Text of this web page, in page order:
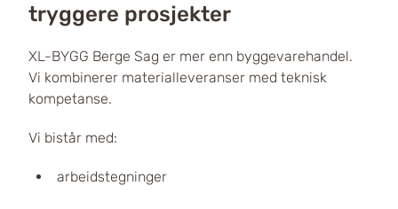
tryggere prosjekter
XL-BYGG Berge Sag er mer enn byggevarehandel.
Vi kombinerer materialleveranser med teknisk
kompetanse.
Vi bistår med:
arbeidstegninger